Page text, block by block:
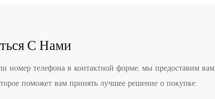
С Нами
номер телефона в контактной форме, мы предоставим вам
поможет вам принять лучшее решение о покупке.